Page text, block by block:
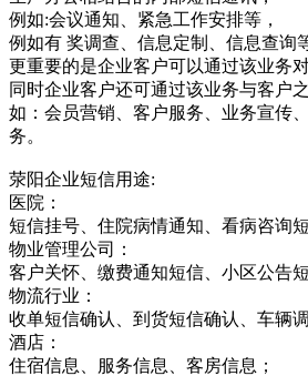
例如:会议通知、紧急工作安排等，
例如有 奖调查、信息定制、信息查询
更重要的是企业客户可以通过该业务
同时企业客户还可通过该业务与客户
如：会员营销、客户服务、业务宣传
务。
荥阳企业短信用途:
医院：
短信挂号、住院病情通知、看病咨询
物业管理公司：
客户关怀、缴费通知短信、小区公告短
物流行业：
收单短信确认、到货短信确认、车辆调
酒店：
住宿信息、服务信息、客房信息；